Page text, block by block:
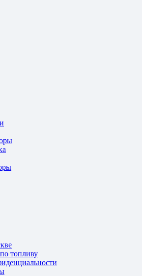
топливу